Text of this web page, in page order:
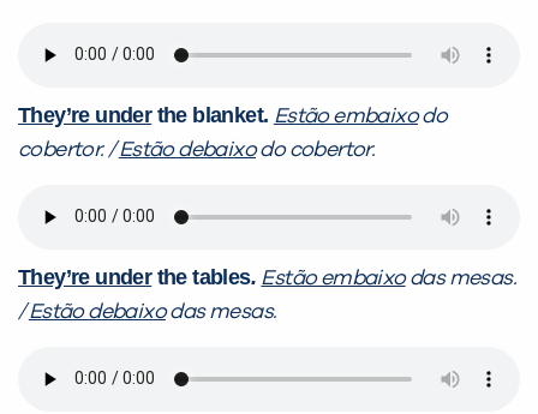
They’re underthe blanket. Estão embaixodo
cobertor. /Estão debaixodo cobertor.
They’re underthe tables. Estão embaixodas mesas.
/Estão debaixodas mesas.